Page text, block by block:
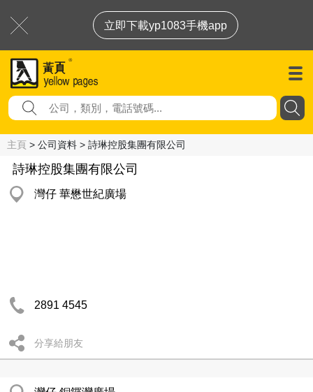
立即下載yp1083手機app
主頁 > 公司資料 > 詩琳控股集團有限公司
詩琳控股集團有限公司
灣仔 華懋世紀廣場
2891 4545
分享給朋友